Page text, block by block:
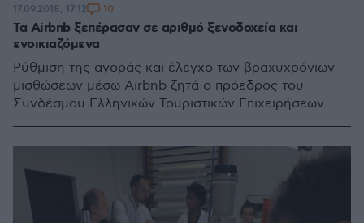
Τα Airbnb ξεπέρασαν σε αριθμό ξενοδοχεία και
ενοικιαζόμενα
Ρύθμιση της αγοράς και έλεγχο των βραχυχρόνιων
μισθώσεων μέσω Airbnb ζητά ο πρόεδρος του
Συνδέσμου Ελληνικών Τουριστικών Επιχειρήσεων
17.09.2018, 17:12 10